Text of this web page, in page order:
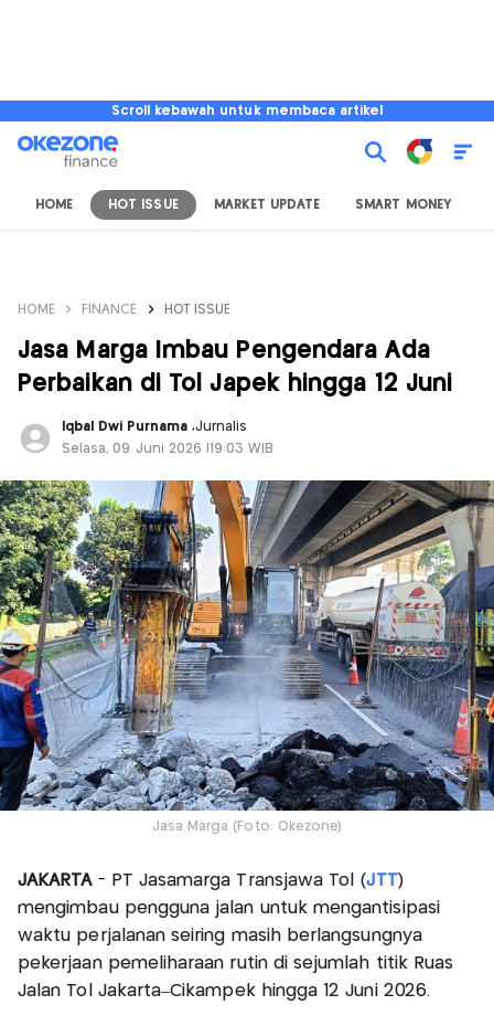
Scroll kebawah untuk membaca artikel
HOME HOT ISSUE MARKET UPDATE SMART MONEY
HOME FINANCE HOT ISSUE
Jasa Marga Imbau Pengendara Ada
Perbaikan di Tol Japek hingga 12 Juni
Iqbal Dwi Purnama ,Jurnalis
Selasa, 09 Juni 2026 |19:03 WIB
Jasa Marga (Foto: Okezone)
JAKARTA- PT Jasamarga Transjawa Tol (JTT)
mengimbau pengguna jalan untuk mengantisipasi
waktu perjalanan seiring masih berlangsungnya
pekerjaan pemeliharaan rutin di sejumlah titik Ruas
Jalan Tol Jakarta–Cikampek hingga 12 Juni 2026.